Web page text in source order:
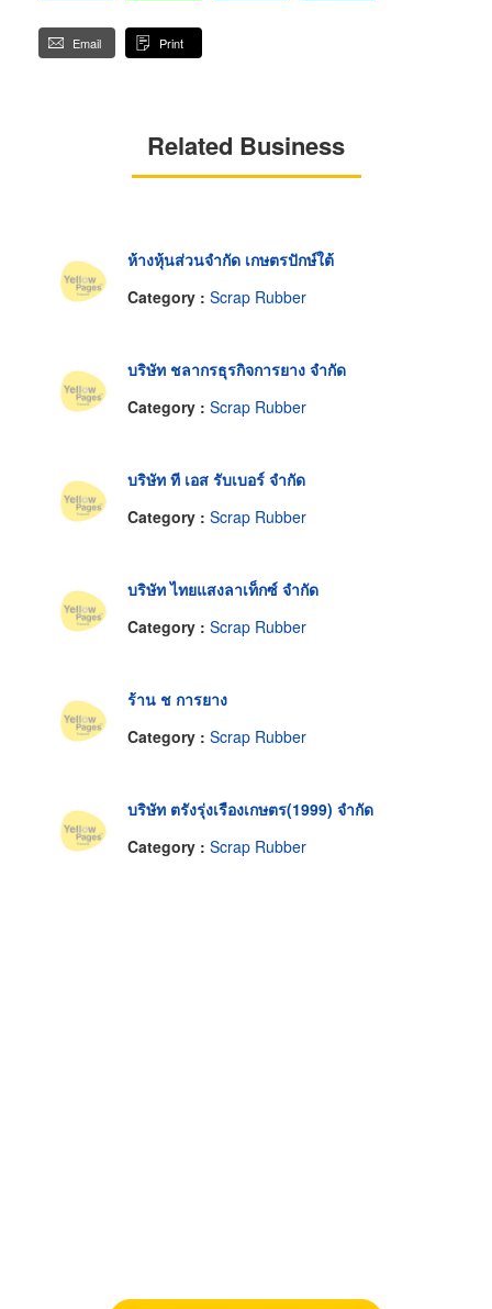
Email Print
Related Business
ห้างหุ้นส่วนจำกัด เกษตรปักษ์ใต้
Category : Scrap Rubber
บริษัท ชลากรธุรกิจการยาง จำกัด
Category : Scrap Rubber
บริษัท ที เอส รับเบอร์ จำกัด
Category : Scrap Rubber
บริษัท ไทยแสงลาเท็กซ์ จำกัด
Category : Scrap Rubber
ร้าน ช การยาง
Category : Scrap Rubber
บริษัท ตรังรุ่งเรืองเกษตร(1999) จำกัด
Category : Scrap Rubber